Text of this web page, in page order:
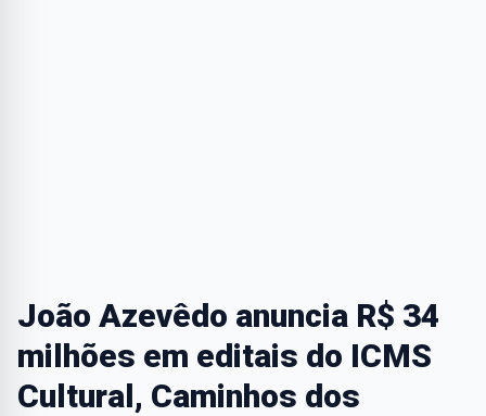
João Azevêdo anuncia R$ 34
milhões em editais do ICMS
Cultural, Caminhos dos